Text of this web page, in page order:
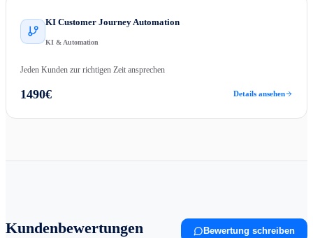
KI Customer Journey Automation
KI & Automation
Jeden Kunden zur richtigen Zeit ansprechen
1490€ Details ansehen
Kundenbewertungen Bewertung schreiben